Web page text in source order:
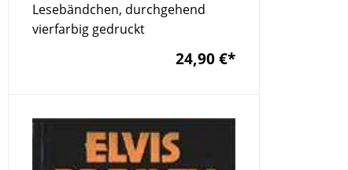
Lesebändchen, durchgehend
vierfarbig gedruckt
24,90 €*